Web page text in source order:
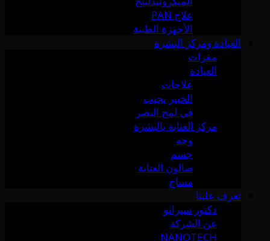
علاج PAN
الأجهزة الطبية
العيادة ومركز البشرة
مقرات
العيادة
علاجات
الخبير يجيب
في لمح البصر
مركز العناية بالبشرة
وجه
جسم
صالون العناية
مساج
تعرف علينا
دكتور سيرانو
عن الشركة
NANOTECH